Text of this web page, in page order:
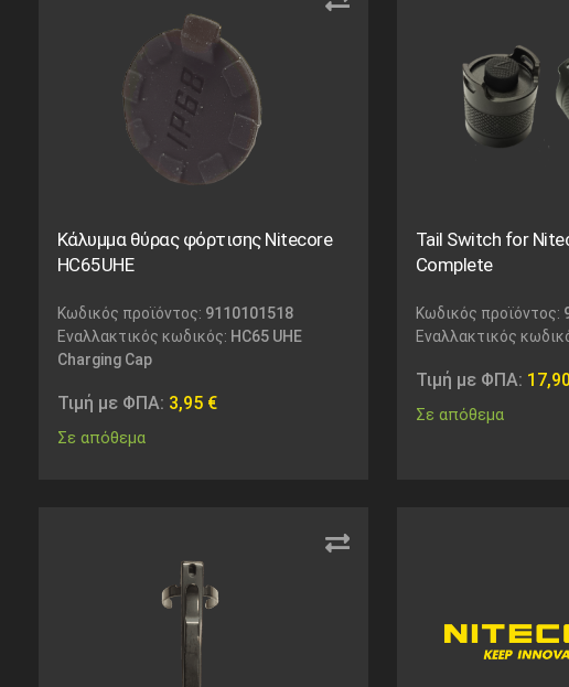
Κάλυμμα θύρας φόρτισης Nitecore
HC65UHE
Κωδικός προϊόντος: 9110101518
Εναλλακτικός κωδικός: HC65 UHE
Charging Cap
Τιμή με ΦΠΑ: 3,95 €
Σε απόθεμα
Tail Switch for
Complete
Κωδικός προϊόντος:
Εναλλακτικός
Τιμή με ΦΠΑ: 17,90
Σε απόθεμα